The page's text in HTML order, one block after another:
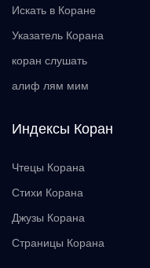
Искать в Коране
Указатель Корана
коран слушать
алиф лям мим
Индексы Коран
Чтецы Корана
Стихи Корана
Джузы Корана
Страницы Корана